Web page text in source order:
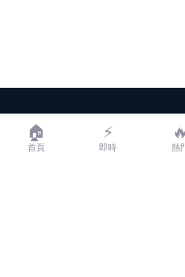
LIFE
LIFE 生活網是台灣領先的生活資訊
🏠
首頁
⚡
即時
🔥
熱